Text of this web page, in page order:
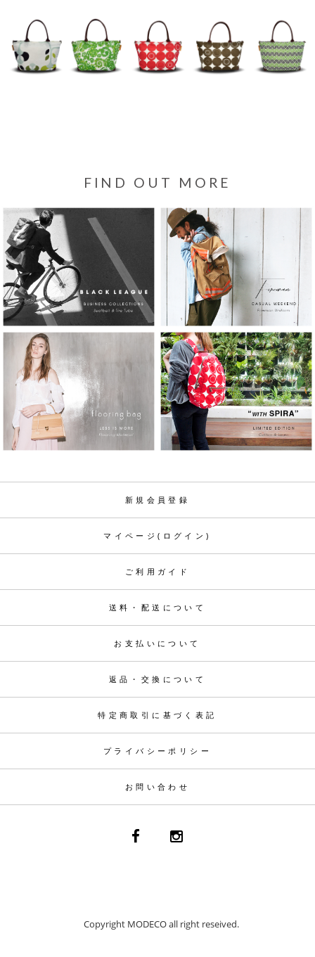
FIND OUT MORE
新規会員登録
マイページ(ログイン)
ご利用ガイド
送料・配送について
お支払いについて
返品・交換について
特定商取引に基づく表記
プライバシーポリシー
お問い合わせ
Copyright MODECO all right reseived.